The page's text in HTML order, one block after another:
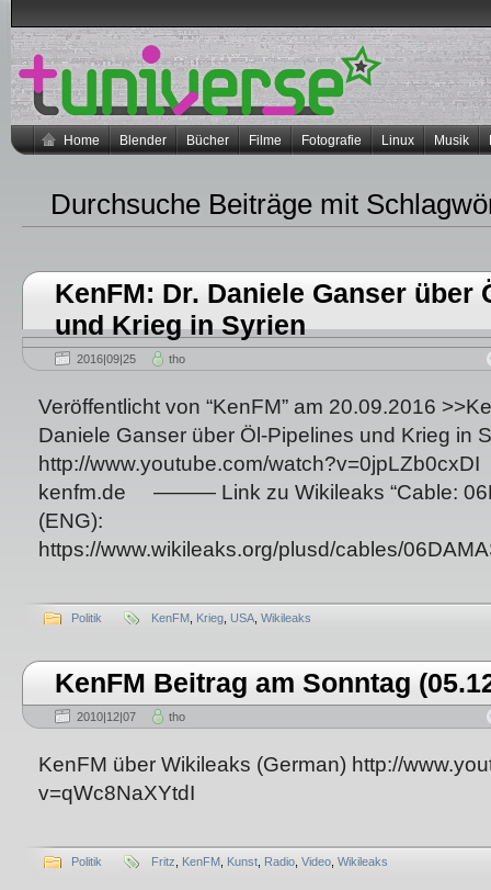
Home Blender Bücher Filme Fotografie Linux Musik
Durchsuche Beiträge mit
KenFM: Dr. Daniele Ganser über
und Krieg in Syrien
2016|09|25 tho
Veröffentlicht von “KenFM” am 20.09.2016
Daniele Ganser über Öl-Pipelines und Krieg in
http://www.youtube.com/
kenfm.de ——— Link zu Wikileaks “Cable:
(ENG):
https://www.wikileaks.org/plusd/cables/
Politik KenFM Krieg USA Wikileaks
KenFM Beitrag am Sonntag
2010|12|07 tho
KenFM über Wikileaks (German) http://
v=qWc8NaXYtdI
Politik Fritz KenFM Kunst Radio Video Wikileaks